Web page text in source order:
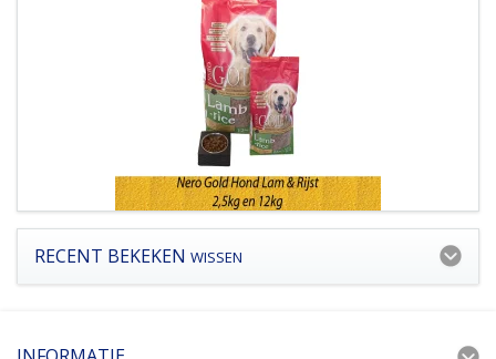
RECENT BEKEKEN WISSEN